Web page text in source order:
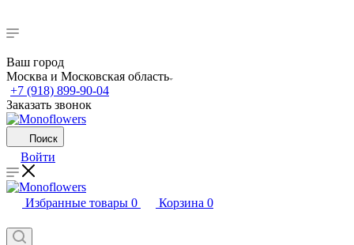
Ваш город
Москва и Московская область
+7 (918) 899-90-04
Заказать звонок
Поиск
Войти
Избранные товары 0 Корзина 0